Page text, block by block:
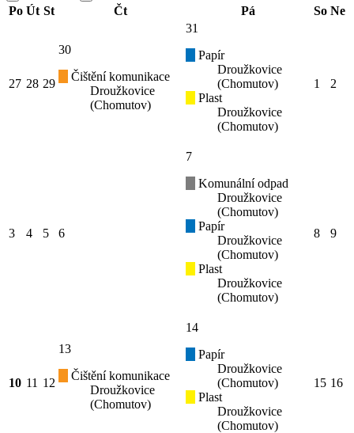
Po Út St Čt Pá So Ne
27 28 29
30
Čištění komunikace
Droužkovice
(Chomutov)
31
Papír
Droužkovice
(Chomutov)
Plast
Droužkovice
(Chomutov)
1 2
3 4 5 6
7
Komunální odpad
Droužkovice
(Chomutov)
Papír
Droužkovice
(Chomutov)
Plast
Droužkovice
(Chomutov)
8 9
10 11 12
13
Čištění komunikace
Droužkovice
(Chomutov)
14
Papír
Droužkovice
(Chomutov)
Plast
Droužkovice
(Chomutov)
15 16